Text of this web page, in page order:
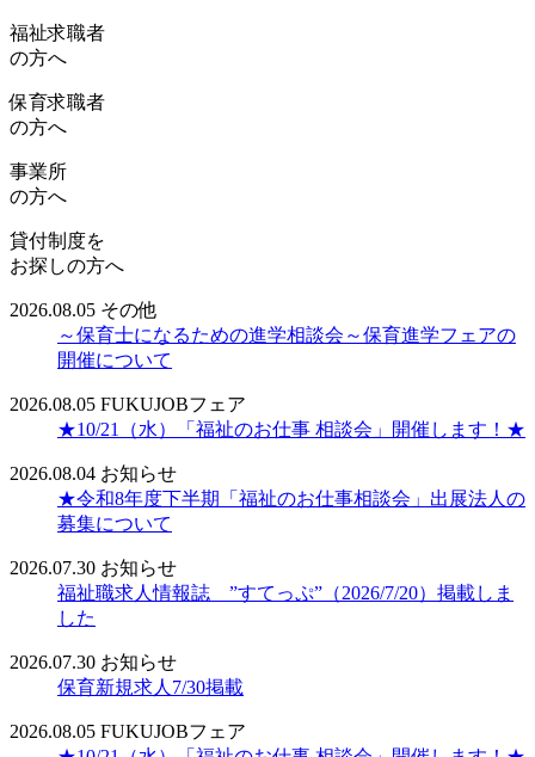
福祉求職者
の方へ
保育求職者
の方へ
事業所
の方へ
貸付制度を
お探しの方へ
2026.08.05 その他
～保育士になるための進学相談会～保育進学フェアの
開催について
2026.08.05 FUKUJOBフェア
★10/21（水）「福祉のお仕事 相談会」開催します！★
2026.08.04 お知らせ
★令和8年度下半期「福祉のお仕事相談会」出展法人の
募集について
2026.07.30 お知らせ
福祉職求人情報誌 ”すてっぷ”（2026/7/20）掲載しま
した
2026.07.30 お知らせ
保育新規求人7/30掲載
2026.08.05 FUKUJOBフェア